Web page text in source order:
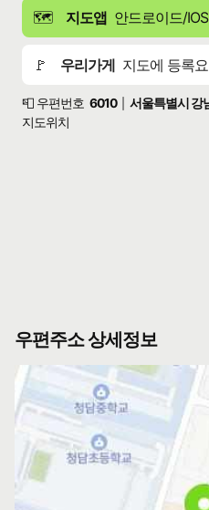
🗺️ 지도앱 안드로이드/
🚩 우리가게 지도에 등록
📮 우편번호 6010
서울특별시 강
지도위치
우편주소 상세정보